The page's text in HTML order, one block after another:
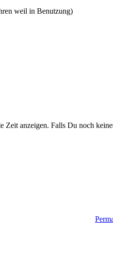
weil in Benutzung)
anzeigen. Falls Du noch